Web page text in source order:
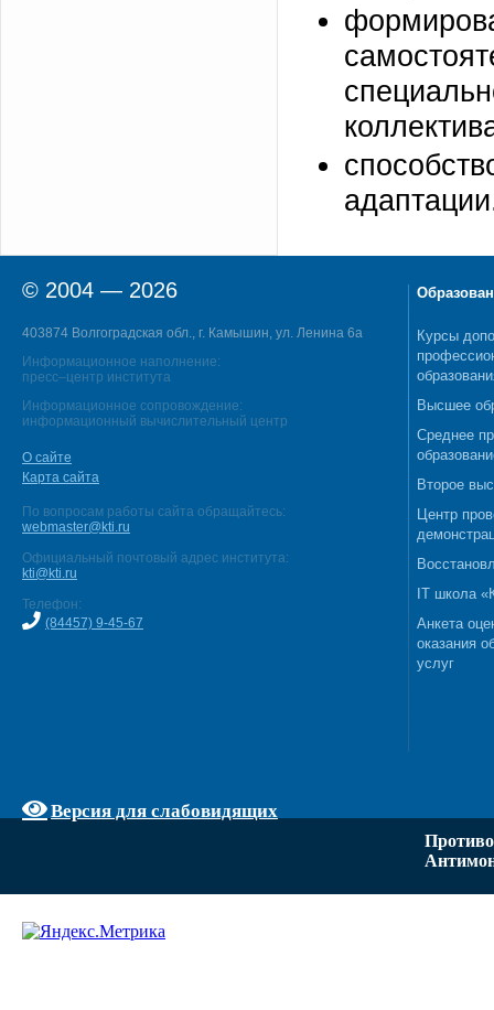
© 2004 — 2026
403874 Волгоградская обл., г. Камышин, ул. Ленина 6а
Информационное наполнение:
пресс–центр института
Информационное сопровождение:
информационный вычислительный центр
О сайте
Карта сайта
По вопросам работы сайта обращайтесь:
webmaster@kti.ru
Официальный почтовый адрес института:
kti@kti.ru
Телефон:
(84457) 9-45-67
Версия для слабовидящих
Курсы
Высшее
Среднее
Второе
Центр
IT школа
Анкета
оказания
услуг